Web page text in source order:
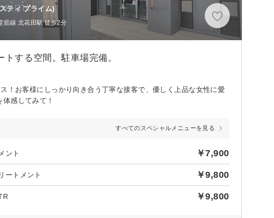
ティ プライム)
筋線 北花田駅 徒歩2分
する空間。駐車場完備。
！お客様にしっかり向き合う丁寧な接客で、優しく上品な女性に愛
感してみて！
すべてのスペシャルメニューを見る
ント ￥7,900
ートメント ￥9,800
￥9,800